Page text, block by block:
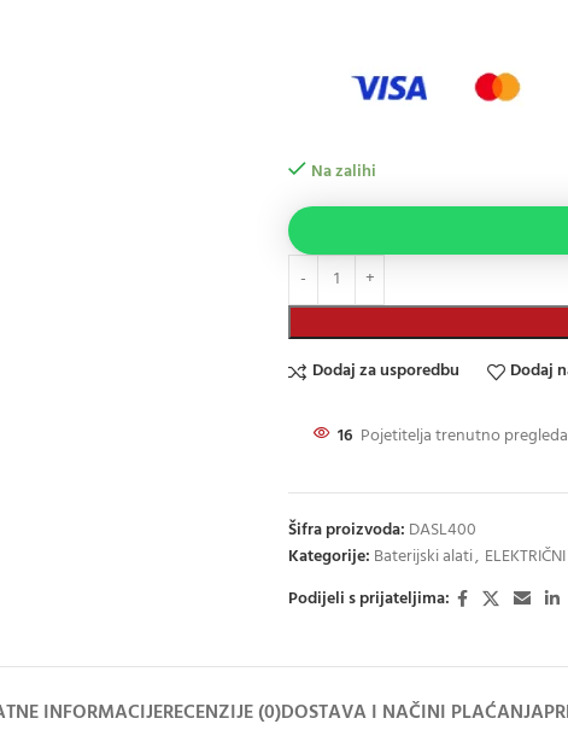
Na zalihi
Dodaj za usporedbu Dodaj
16 Pojetitelja trenutno
Šifra proizvoda: DASL400
Kategorije: Baterijski alati,
Podijeli s prijateljima:
INFORMACIJERECENZIJE (0)DOSTAVA I NAČINI PLAĆANJA